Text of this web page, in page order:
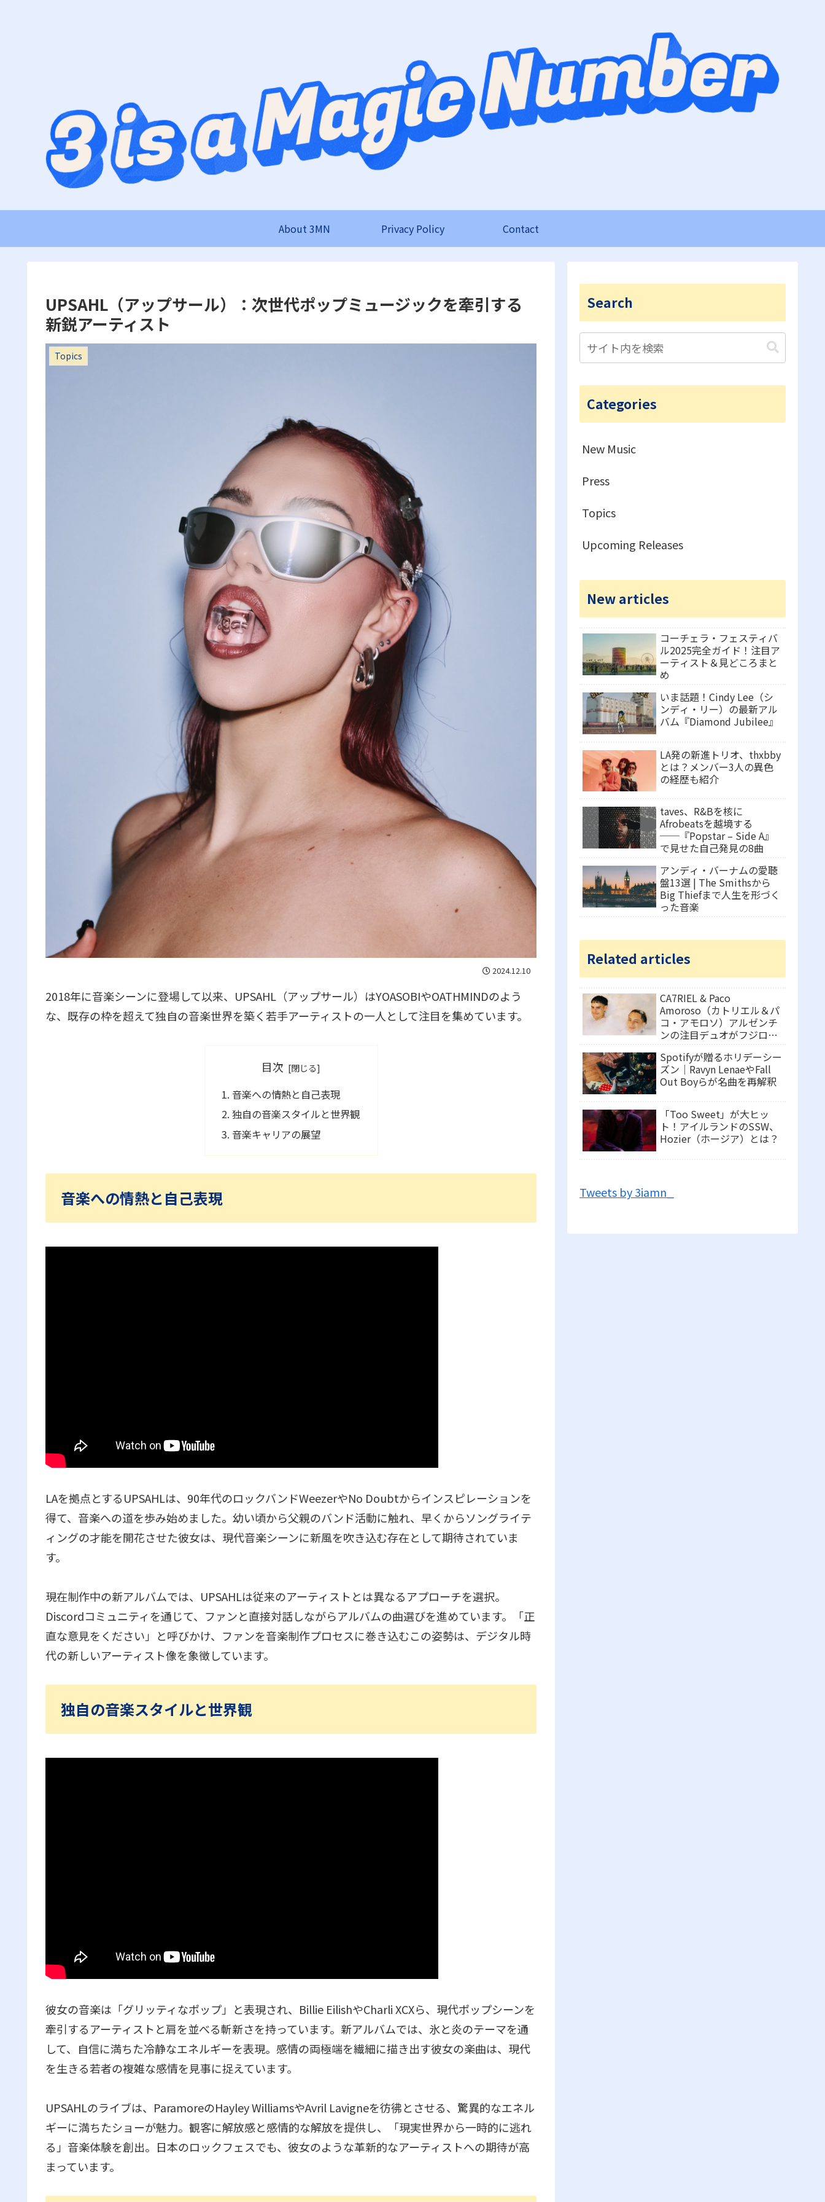
About 3MN Privacy Policy Contact
UPSAHL（アップサール）：次世代ポップミュージックを牽引する
新鋭アーティスト
Topics
2024.12.10
2018年に音楽シーンに登場して以来、UPSAHL（アップサール）はYOASOBIやOATHMINDのよう
な、既存の枠を超えて独自の音楽世界を築く若手アーティストの一人として注目を集めています。
目次
音楽への情熱と自己表現
独自の音楽スタイルと世界観
音楽キャリアの展望
音楽への情熱と自己表現
LAを拠点とするUPSAHLは、90年代のロックバンドWeezerやNo Doubtからインスピレーションを
得て、音楽への道を歩み始めました。幼い頃から父親のバンド活動に触れ、早くからソングライテ
ィングの才能を開花させた彼女は、現代音楽シーンに新風を吹き込む存在として期待されていま
す。
現在制作中の新アルバムでは、UPSAHLは従来のアーティストとは異なるアプローチを選択。
Discordコミュニティを通じて、ファンと直接対話しながらアルバムの曲選びを進めています。「正
直な意見をください」と呼びかけ、ファンを音楽制作プロセスに巻き込むこの姿勢は、デジタル時
代の新しいアーティスト像を象徴しています。
独自の音楽スタイルと世界観
彼女の音楽は「グリッティなポップ」と表現され、Billie EilishやCharli XCXら、現代ポップシーンを
牽引するアーティストと肩を並べる斬新さを持っています。新アルバムでは、氷と炎のテーマを通
して、自信に満ちた冷静なエネルギーを表現。感情の両極端を繊細に描き出す彼女の楽曲は、現代
を生きる若者の複雑な感情を見事に捉えています。
UPSAHLのライブは、ParamoreのHayley WilliamsやAvril Lavigneを彷彿とさせる、驚異的なエネル
ギーに満ちたショーが魅力。観客に解放感と感情的な解放を提供し、「現実世界から一時的に逃れ
る」音楽体験を創出。日本のロックフェスでも、彼女のような革新的なアーティストへの期待が高
まっています。
Search
Categories
New Music
Press
Topics
Upcoming Releases
New articles
コーチェラ・フェスティバ
ル2025完全ガイド！注目ア
ーティスト＆見どころまと
め
いま話題！Cindy Lee（シ
ンディ・リー）の最新アル
バム『Diamond Jubilee』
LA発の新進トリオ、thxbby
とは？メンバー3人の異色
の経歴も紹介
taves、R&Bを核に
Afrobeatsを越境する
──『Popstar – Side A』
で見せた自己発見の8曲
アンディ・バーナムの愛聴
盤13選 | The Smithsから
Big Thiefまで人生を形づく
った音楽
Related articles
CA7RIEL & Paco
Amoroso（カトリエル＆パ
コ・アモロソ）アルゼンチ
ンの注目デュオがフジロッ
Spotifyが贈るホリデーシー
ズン｜Ravyn LenaeやFall
Out Boyらが名曲を再解釈
「Too Sweet」が大ヒッ
ト！アイルランドのSSW、
Hozier（ホージア）とは？
Tweets by 3iamn_